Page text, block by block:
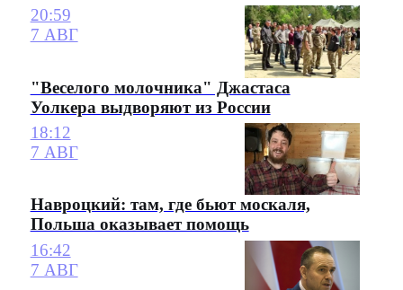
20:59
7 АВГ
"Веселого молочника" Джастаса
Уолкера выдворяют из России
18:12
7 АВГ
Навроцкий: там, где бьют москаля,
Польша оказывает помощь
16:42
7 АВГ